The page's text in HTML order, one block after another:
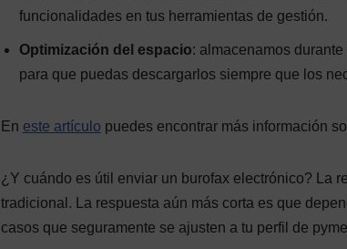
funcionalidades en tus herramientas de gestión.
Optimización del espacio: almacenamos
para que puedas descargarlos siempre que los
En este artículo puedes encontrar más información
¿Y cuándo es útil enviar un burofax electrónico? La
tradicional. La respuesta aún más corta es que
casos que seguramente se ajusten a tu perfil de